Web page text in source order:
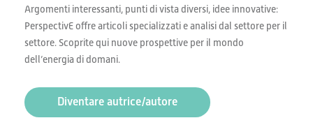
Argomenti interessanti, punti di vista diversi, idee innovative:
PerspectivE offre articoli specializzati e analisi dal settore per il
settore. Scoprite qui nuove prospettive per il mondo
dell’energia di domani.
Diventare autrice/autore